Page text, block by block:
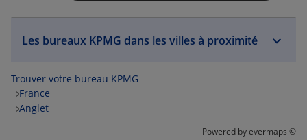
Les bureaux KPMG dans les villes à proximité
Trouver votre bureau KPMG
France
Anglet
Powered byevermaps ©